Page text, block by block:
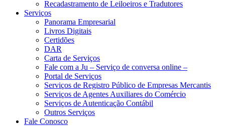
Recadastramento de Leiloeiros e Tradutores
Serviços
Panorama Empresarial
Livros Digitais
Certidões
DAR
Carta de Serviços
Fale com a Ju – Serviço de conversa online –
Portal de Serviços
Serviços de Registro Público de Empresas Mercantis
Serviços de Agentes Auxiliares do Comércio
Serviços de Autenticação Contábil
Outros Serviços
Fale Conosco